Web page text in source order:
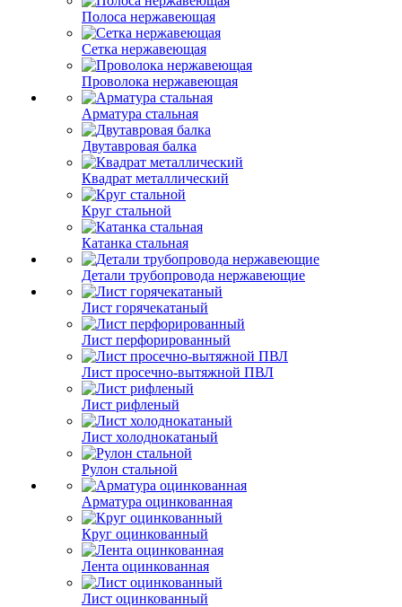
Полоса нержавеющая
Сетка нержавеющая
Проволока нержавеющая
Арматура стальная
Двутавровая балка
Квадрат металлический
Круг стальной
Катанка стальная
Детали трубопровода нержавеющие
Лист горячекатаный
Лист перфорированный
Лист просечно-вытяжной ПВЛ
Лист рифленый
Лист холоднокатаный
Рулон стальной
Арматура оцинкованная
Круг оцинкованный
Лента оцинкованная
Лист оцинкованный